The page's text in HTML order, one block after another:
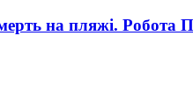
на пляжі. Робота